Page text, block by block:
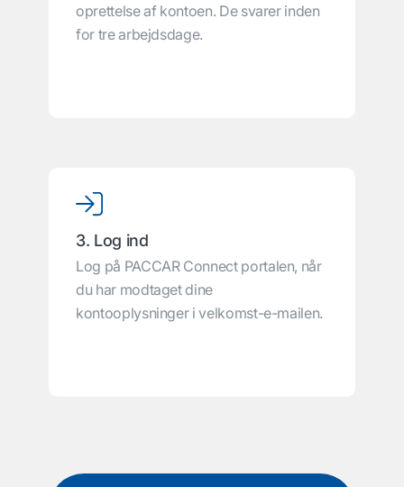
oprettelse af kontoen. De svarer inden
for tre arbejdsdage.
3. Log ind
Log på PACCAR Connect portalen, når
du har modtaget dine
kontooplysninger i velkomst-e-mailen.